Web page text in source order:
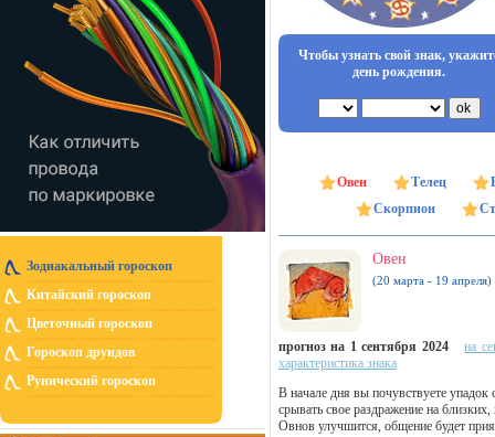
Зодиакальный гороскоп
Китайский гороскоп
Цветочный гороскоп
Гороскоп друидов
Рунический гороскоп
Чтобы узнать свой знак,
день рождения.
Овен Телец
Скорпион
Овен
(20 марта - 19 апреля)
прогноз на 1 сентября 2024
на
характеристика знака
В начале дня вы почувствуете упадок
срывать свое раздражение на
Овнов улучшится, общение будет